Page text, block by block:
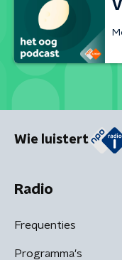
Wie luistert
Radio
Frequenties
Programma's